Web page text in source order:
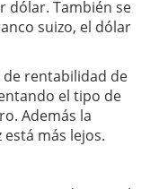
dólar. También se
suizo, el dólar
de rentabilidad de
el tipo de
Además la
más lejos.